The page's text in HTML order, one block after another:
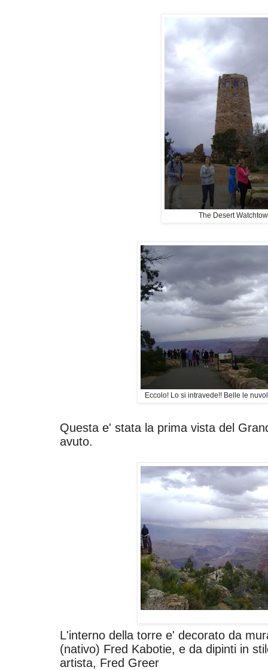
The Desert
Eccolo! Lo si intravede!! Belle le
Questa e' stata la prima vista del
avuto.
L'interno della torre e' decorato da
(nativo) Fred Kabotie, e da dipinti in
artista, Fred Greer